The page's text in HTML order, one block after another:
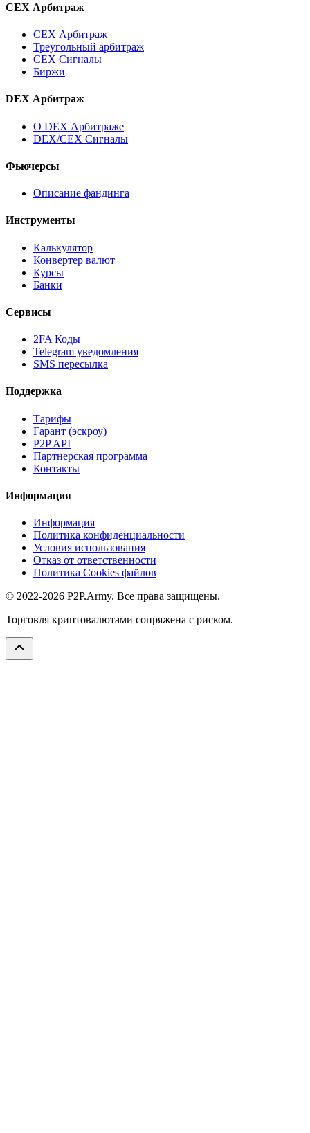
CEX Арбитраж
CEX Арбитраж
Треугольный арбитраж
CEX Сигналы
Биржи
DEX Арбитраж
О DEX Арбитраже
DEX/CEX Сигналы
Фьючерсы
Описание фандинга
Инструменты
Калькулятор
Конвертер валют
Курсы
Банки
Сервисы
2FA Коды
Telegram уведомления
SMS пересылка
Поддержка
Тарифы
Гарант (эскроу)
P2P API
Партнерская программа
Контакты
Информация
Информация
Политика конфиденциальности
Условия использования
Отказ от ответственности
Политика Cookies файлов
© 2022-2026 P2P.Army. Все права защищены.
Торговля криптовалютами сопряжена с риском.